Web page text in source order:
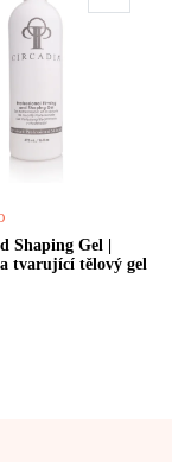
Shaping Gel |
tvarující tělový gel